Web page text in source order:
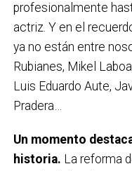
profesionalmente
actriz. Y en el
ya no están entre
Rubianes, Mikel
Luis Eduardo Aute,
Pradera…
Un momento
historia. La reforma